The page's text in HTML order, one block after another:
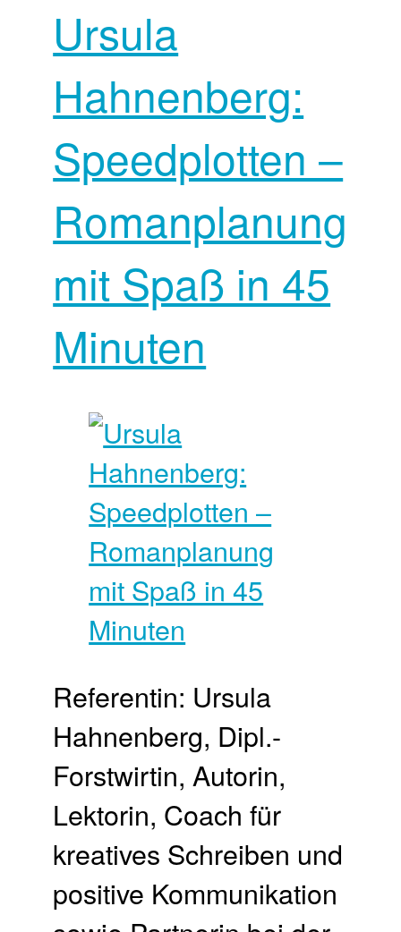
Ursula
Hahnenberg:
Speedplotten –
Romanplanung
mit Spaß in 45
Minuten
Referentin: Ursula
Hahnenberg, Dipl.-
Forstwirtin, Autorin,
Lektorin, Coach für
kreatives Schreiben und
positive Kommunikation